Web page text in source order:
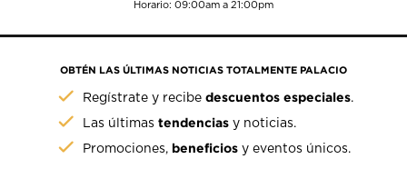
Horario: 09:00am a 21:00pm
OBTÉN LAS ÚLTIMAS NOTICIAS TOTALMENTE PALACIO
Regístrate y recibedescuentos especiales.
Las últimastendencias y noticias.
Promociones, beneficios y eventos únicos.